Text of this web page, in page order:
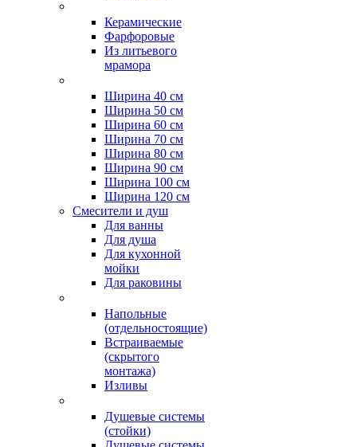
Керамические
Фарфоровые
Из литьевого
мрамора
Ширина 40 см
Ширина 50 см
Ширина 60 см
Ширина 70 см
Ширина 80 см
Ширина 90 см
Ширина 100 см
Ширина 120 см
Смесители и душ
Для ванны
Для душа
Для кухонной
мойки
Для раковины
Напольные
(отдельностоящие)
Встраиваемые
(скрытого
монтажа)
Изливы
Душевые системы
(стойки)